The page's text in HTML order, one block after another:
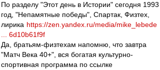
По разделу "Этот день в Истории" сегодня 1993
год, "Непамятные победы", Спартак, Физтех,
лирика https://zen.yandex.ru/media/mike_lebede
... 6d10b61f9f
Да, братьям-физтехам напомню, что завтра
"Матч Века 40+", вся богатая культурно-
спортивная программа по ссылке